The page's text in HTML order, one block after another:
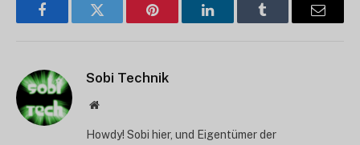
FacebookTwitter Pinterest LinkedInTumblr
E-
Sobi Technik
Website
Howdy! Sobi hier, und Eigentümer der